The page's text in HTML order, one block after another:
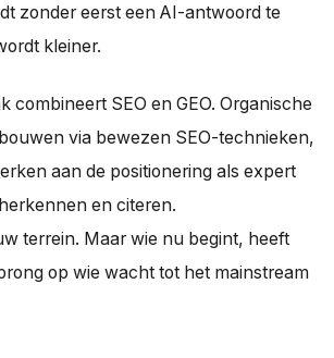
zonder eerst een AI-antwoord te
kleiner.
combineert SEO en GEO. Organische
via bewezen SEO-technieken,
aan de positionering als expert
en citeren.
terrein. Maar wie nu begint, heeft
op wie wacht tot het mainstream